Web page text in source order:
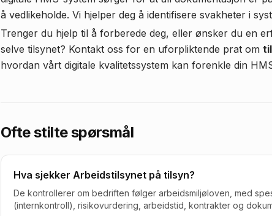
å vedlikeholde. Vi hjelper deg å identifisere svakheter i
Trenger du hjelp til å forberede deg, eller ønsker du en
selve tilsynet? Kontakt oss for en uforpliktende prat om
hvordan vårt digitale kvalitetssystem kan forenkle din
Ofte stilte spørsmål
Hva sjekker Arbeidstilsynet på tilsyn?
De kontrollerer om bedriften følger arbeidsmiljøloven, med
(internkontroll), risikovurdering, arbeidstid, kontrakter og